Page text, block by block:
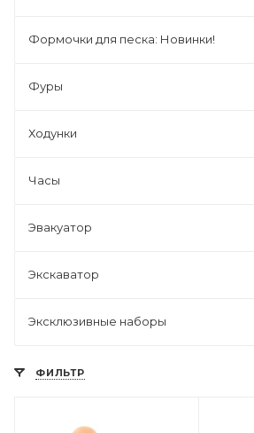
Формочки для песка: Новинки!
Фуры
Ходунки
Часы
Эвакуатор
Экскаватор
Эксклюзивные наборы
ФИЛЬТР